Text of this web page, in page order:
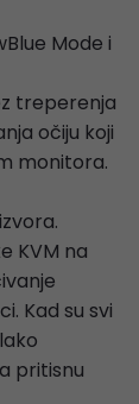
Mode i
treperenja
očiju koji
monitora.
KVM na
Kad su svi
pritisnu